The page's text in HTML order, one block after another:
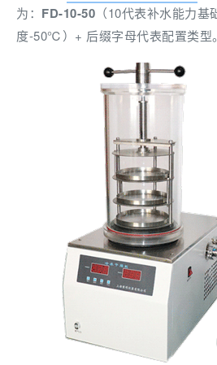
为： FD-10-50 （10代表补水能力
度-50℃）+ 后缀字母代表配置类型。